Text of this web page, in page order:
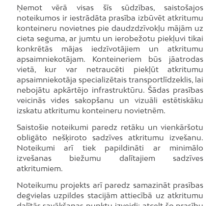
Ņemot vērā visas šīs sūdzības, saistošajos
noteikumos ir iestrādāta prasība izbūvēt atkritumu
konteineru novietnes pie daudzdzīvokļu mājām uz
cieta seguma, ar jumtu un ierobežotu piekļuvi tikai
konkrētās mājas iedzīvotājiem un atkritumu
apsaimniekotājam. Konteineriem būs jāatrodas
vietā, kur var netraucēti piekļūt atkritumu
apsaimniekotāja specializētais transportlīdzeklis, lai
nebojātu apkārtējo infrastruktūru. Šādas prasības
veicinās vides sakopšanu un vizuāli estētiskāku
izskatu atkritumu konteineru novietnēm.
Saistošie noteikumi paredz retāku un vienkāršotu
obligāto nešķiroto sadzīves atkritumu izvešanu.
Noteikumi arī tiek papildināti ar minimālo
izvešanas biežumu dalītajiem sadzīves
atkritumiem.
Noteikumu projekts arī paredz samazināt prasības
degvielas uzpildes stacijām attiecībā uz atkritumu